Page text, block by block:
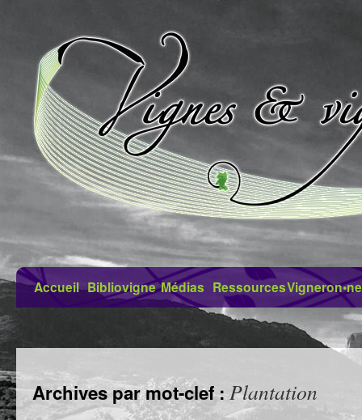
Accueil Bibliovigne Médias Ressources
Archives par mot-clef : Plantation